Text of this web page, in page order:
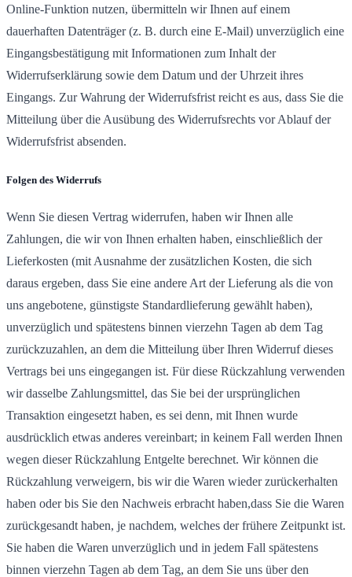
Online-Funktion nutzen, übermitteln wir Ihnen auf einem
dauerhaften Datenträger (z. B. durch eine E-Mail) unverzüglich eine
Eingangsbestätigung mit Informationen zum Inhalt der
Widerrufserklärung sowie dem Datum und der Uhrzeit ihres
Eingangs. Zur Wahrung der Widerrufsfrist reicht es aus, dass Sie die
Mitteilung über die Ausübung des Widerrufsrechts vor Ablauf der
Widerrufsfrist absenden.
Folgen des Widerrufs
Wenn Sie diesen Vertrag widerrufen, haben wir Ihnen alle
Zahlungen, die wir von Ihnen erhalten haben, einschließlich der
Lieferkosten (mit Ausnahme der zusätzlichen Kosten, die sich
daraus ergeben, dass Sie eine andere Art der Lieferung als die von
uns angebotene, günstigste Standardlieferung gewählt haben),
unverzüglich und spätestens binnen vierzehn Tagen ab dem Tag
zurückzuzahlen, an dem die Mitteilung über Ihren Widerruf dieses
Vertrags bei uns eingegangen ist. Für diese Rückzahlung verwenden
wir dasselbe Zahlungsmittel, das Sie bei der ursprünglichen
Transaktion eingesetzt haben, es sei denn, mit Ihnen wurde
ausdrücklich etwas anderes vereinbart; in keinem Fall werden Ihnen
wegen dieser Rückzahlung Entgelte berechnet. Wir können die
Rückzahlung verweigern, bis wir die Waren wieder zurückerhalten
haben oder bis Sie den Nachweis erbracht haben,dass Sie die Waren
zurückgesandt haben, je nachdem, welches der frühere Zeitpunkt ist.
Sie haben die Waren unverzüglich und in jedem Fall spätestens
binnen vierzehn Tagen ab dem Tag, an dem Sie uns über den